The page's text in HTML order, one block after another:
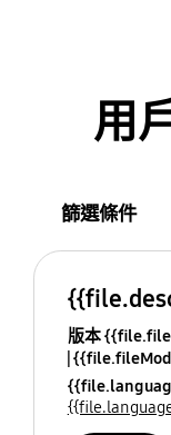
用
篩選條件
版本